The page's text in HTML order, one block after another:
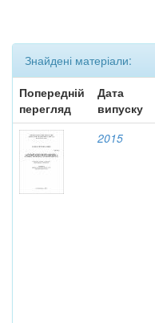
Знайдені матеріали:
Попередній
перегляд
Дата
випуску
2015